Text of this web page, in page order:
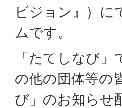
ビジョン』）に
ムです。
「たてしなび
の他の団体等の
び」のお知らせ